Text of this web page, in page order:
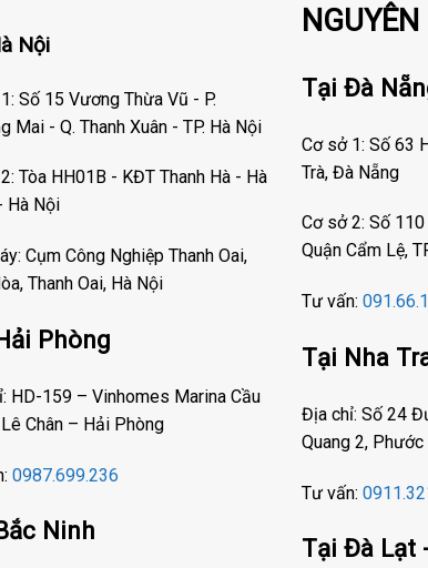
Nội
Số 15 Vương Thừa Vũ - P.
Mai - Q. Thanh Xuân - TP. Hà Nội
Tòa HH01B - KĐT Thanh Hà - Hà
Hà Nội
Cụm Công Nghiệp Thanh Oai,
Thanh Oai, Hà Nội
Phòng
HD-159 – Vinhomes Marina Cầu
Chân – Hải Phòng
0987.699.236
Ninh
NGUYÊN
Tại Đà
Cơ sở 1: Số 63
Trà, Đà Nẵng
Cơ sở 2: Số
Quận Cẩm Lệ,
Tư vấn:
Tại Nha
Địa chỉ: Số 24
Quang 2,
Tư vấn:
Tại Đà Lạt